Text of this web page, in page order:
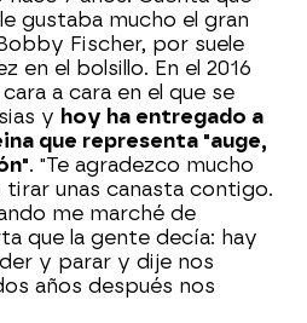
gustaba mucho el gran
Fischer, por suele
en el bolsillo. En el 2016
a cara en el que se
y hoy ha entregado a
que representa "auge,
. "Te agradezco mucho
tirar unas canasta contigo.
me marché de
que la gente decía: hay
y parar y dije nos
años después nos